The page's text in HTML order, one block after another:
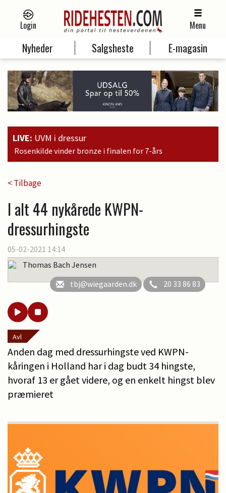
Login Menu
Nyheder Salgsheste E-magasin
LIVE: UVM i dressur
i finalen for 7-års
< Tilbage
I alt 44 nykårede KWPN-
dressurhingste
05-02-2021 14:14
Thomas Bach Jensen
tbj@wiegaarden.dk
20 33 86 83
Avl
Anden dag med dressurhingste ved KWPN-
kåringen i Holland har i dag budt 34 hingste,
hvoraf 13 er gået videre, og en enkelt hingst blev
præmieret